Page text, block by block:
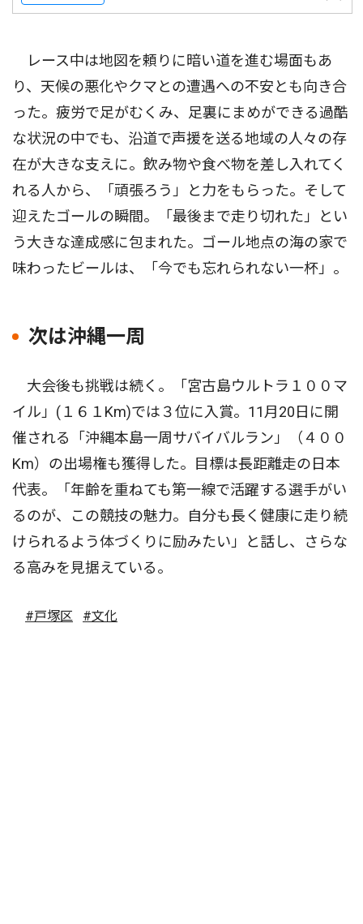
レース中は地図を頼りに暗い道を進む場面もあ
り、天候の悪化やクマとの遭遇への不安とも向き合
った。疲労で足がむくみ、足裏にまめができる過酷
な状況の中でも、沿道で声援を送る地域の人々の存
在が大きな支えに。飲み物や食べ物を差し入れてく
れる人から、「頑張ろう」と力をもらった。そして
迎えたゴールの瞬間。「最後まで走り切れた」とい
う大きな達成感に包まれた。ゴール地点の海の家で
味わったビールは、「今でも忘れられない一杯」。
次は沖縄一周
大会後も挑戦は続く。「宮古島ウルトラ１００マ
イル」(１６１Km)では３位に入賞。11月20日に開
催される「沖縄本島一周サバイバルラン」（４００
Km）の出場権も獲得した。目標は長距離走の日本
代表。「年齢を重ねても第一線で活躍する選手がい
るのが、この競技の魅力。自分も長く健康に走り続
けられるよう体づくりに励みたい」と話し、さらな
る高みを見据えている。
#戸塚区 #文化